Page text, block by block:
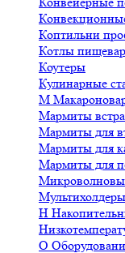
Коптильни
Котлы
Коутеры
Кулинарные
М
Мармиты
Мармиты для
Мармиты для
Мармиты для
Мультихолдеры
Н
О